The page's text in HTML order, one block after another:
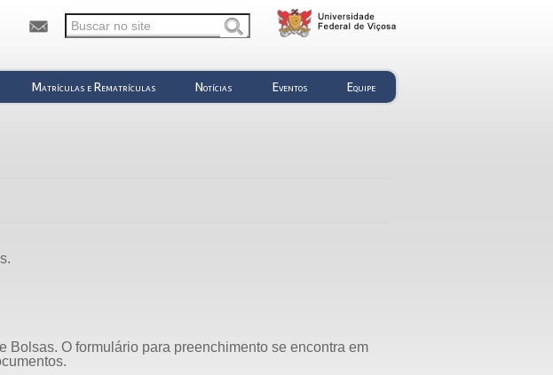
Matrículas e Rematrículas Notícias Eventos
Equipe
Bolsas. O formulário para preenchimento se encontra em